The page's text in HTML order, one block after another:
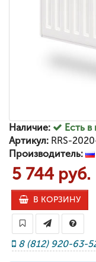
Наличие:
Есть в
Артикул: RRS-
Производитель:
5 744 руб.
В КОРЗИНУ
8 (812) 920-63-